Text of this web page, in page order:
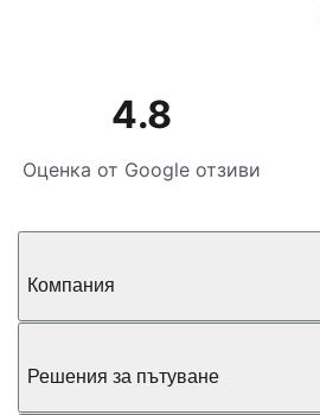
4.8
Оценка от Google отзиви
Компания
Решения за пътуване